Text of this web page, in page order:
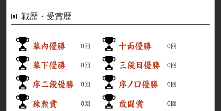
戦歴・受賞歴
0回 0回
0回 0回
0回 0回
0回 0回